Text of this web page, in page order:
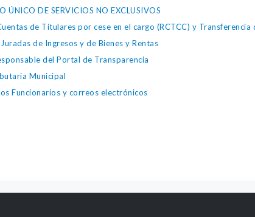
ÚNICO DE SERVICIOS NO EXCLUSIVOS
de Titulares por cese en el cargo (RCTCC) y
de Ingresos y de Bienes y Rentas
del Portal de Transparencia
Municipal
Funcionarios y correos electrónicos